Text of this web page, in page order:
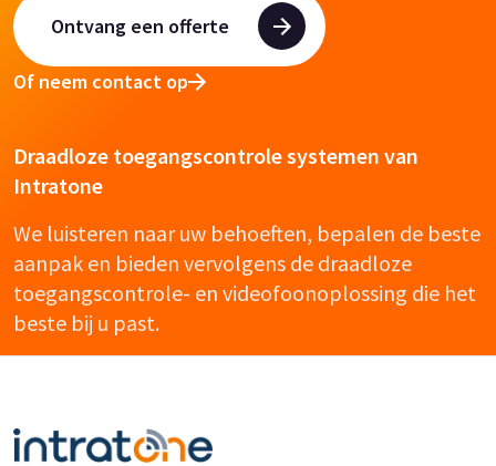
Ontvang een offerte
Of neem contact op
Draadloze toegangscontrole systemen van
Intratone
We luisteren naar uw behoeften, bepalen de beste
aanpak en bieden vervolgens de draadloze
toegangscontrole- en videofoonoplossing die het
beste bij u past.